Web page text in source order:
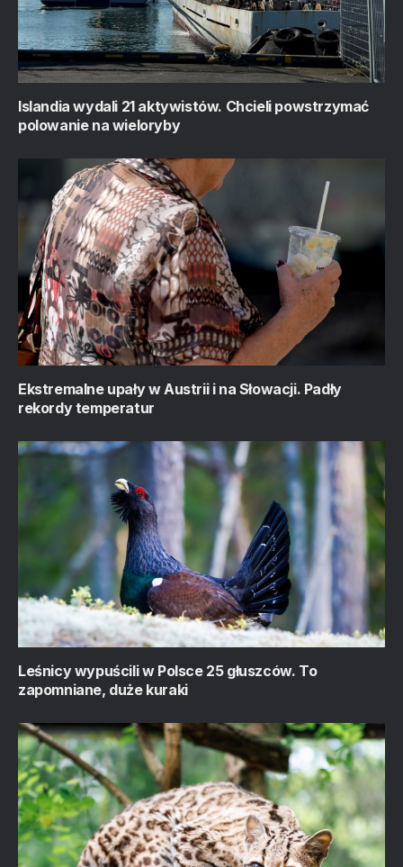
Islandia wydali 21 aktywistów. Chcieli powstrzymać
polowanie na wieloryby
Ekstremalne upały w Austrii i na Słowacji. Padły
rekordy temperatur
Leśnicy wypuścili w Polsce 25 głuszców. To
zapomniane, duże kuraki